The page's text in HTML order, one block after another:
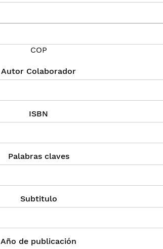
COP
Autor Colaborador
ISBN
Palabras claves
Subtitulo
Año de publicación